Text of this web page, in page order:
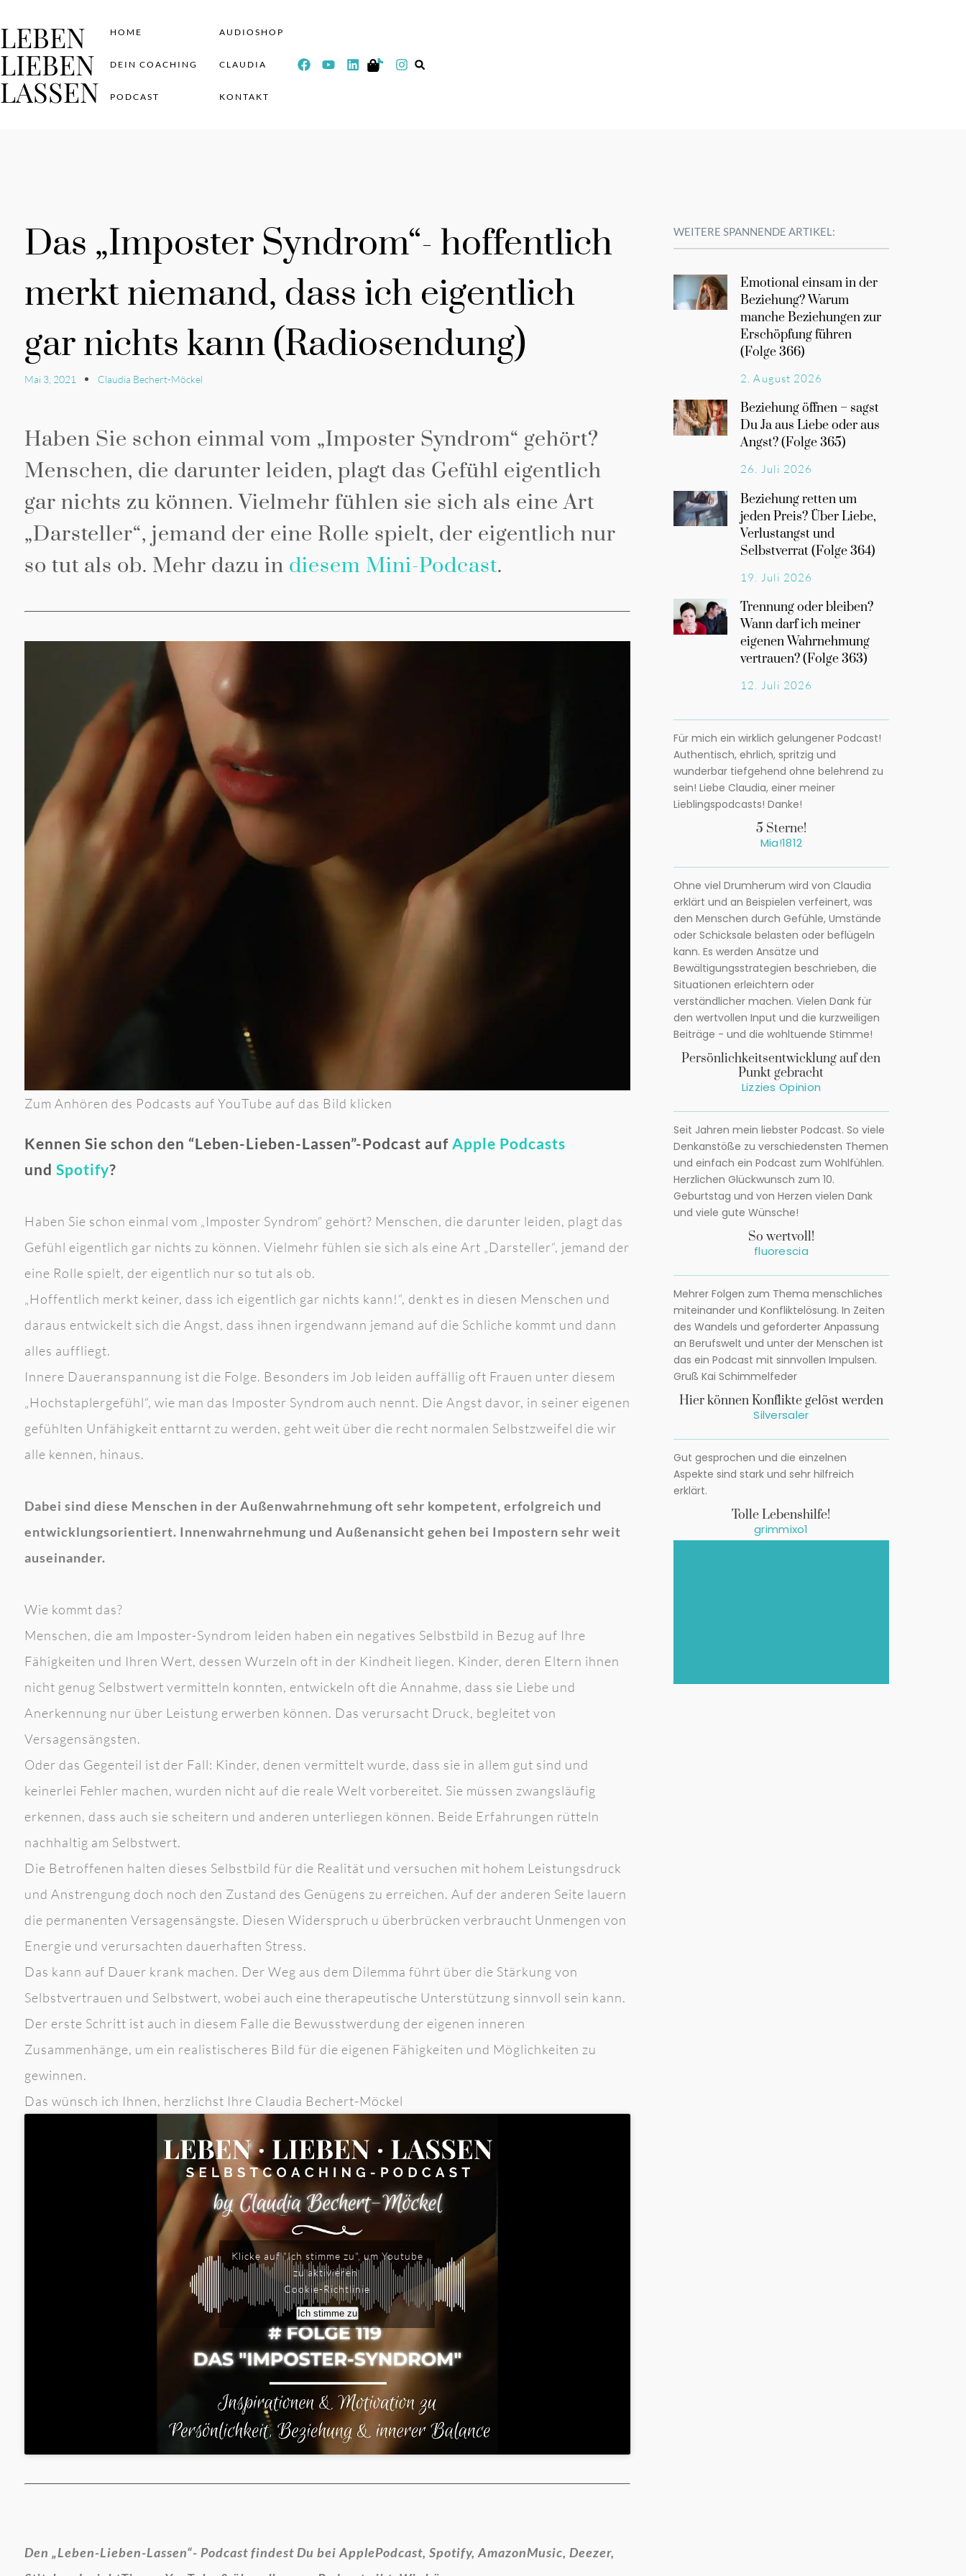
LEBEN
LIEBEN
LASSEN
HOME
DEIN COACHING
PODCAST
AUDIOSHOP
CLAUDIA
KONTAKT
Das „Imposter Syndrom“- hoffentlich
merkt niemand, dass ich eigentlich
gar nichts kann (Radiosendung)
Mai 3, 2021 Claudia Bechert-Möckel
Haben Sie schon einmal vom „Imposter Syndrom“ gehört?
Menschen, die darunter leiden, plagt das Gefühl eigentlich
gar nichts zu können. Vielmehr fühlen sie sich als eine Art
„Darsteller“, jemand der eine Rolle spielt, der eigentlich nur
so tut als ob. Mehr dazu in diesem Mini-Podcast.
Zum Anhören des Podcasts auf YouTube auf das Bild klicken
Kennen Sie schon den “Leben-Lieben-Lassen”-Podcast auf Apple Podcasts
und Spotify?
Haben Sie schon einmal vom „Imposter Syndrom“ gehört? Menschen, die darunter leiden, plagt das
Gefühl eigentlich gar nichts zu können. Vielmehr fühlen sie sich als eine Art „Darsteller“, jemand der
eine Rolle spielt, der eigentlich nur so tut als ob.
„Hoffentlich merkt keiner, dass ich eigentlich gar nichts kann!“, denkt es in diesen Menschen und
daraus entwickelt sich die Angst, dass ihnen irgendwann jemand auf die Schliche kommt und dann
alles auffliegt.
Innere Daueranspannung ist die Folge. Besonders im Job leiden auffällig oft Frauen unter diesem
„Hochstaplergefühl“, wie man das Imposter Syndrom auch nennt. Die Angst davor, in seiner eigenen
gefühlten Unfähigkeit enttarnt zu werden, geht weit über die recht normalen Selbstzweifel die wir
alle kennen, hinaus.
Dabei sind diese Menschen in der Außenwahrnehmung oft sehr kompetent, erfolgreich und
entwicklungsorientiert. Innenwahrnehmung und Außenansicht gehen bei Impostern sehr weit
auseinander.
Wie kommt das?
Menschen, die am Imposter-Syndrom leiden haben ein negatives Selbstbild in Bezug auf Ihre
Fähigkeiten und Ihren Wert, dessen Wurzeln oft in der Kindheit liegen. Kinder, deren Eltern ihnen
nicht genug Selbstwert vermitteln konnten, entwickeln oft die Annahme, dass sie Liebe und
Anerkennung nur über Leistung erwerben können. Das verursacht Druck, begleitet von
Versagensängsten.
Oder das Gegenteil ist der Fall: Kinder, denen vermittelt wurde, dass sie in allem gut sind und
keinerlei Fehler machen, wurden nicht auf die reale Welt vorbereitet. Sie müssen zwangsläufig
erkennen, dass auch sie scheitern und anderen unterliegen können. Beide Erfahrungen rütteln
nachhaltig am Selbstwert.
Die Betroffenen halten dieses Selbstbild für die Realität und versuchen mit hohem Leistungsdruck
und Anstrengung doch noch den Zustand des Genügens zu erreichen. Auf der anderen Seite lauern
die permanenten Versagensängste. Diesen Widerspruch u überbrücken verbraucht Unmengen von
Energie und verursachten dauerhaften Stress.
Das kann auf Dauer krank machen. Der Weg aus dem Dilemma führt über die Stärkung von
Selbstvertrauen und Selbstwert, wobei auch eine therapeutische Unterstützung sinnvoll sein kann.
Der erste Schritt ist auch in diesem Falle die Bewusstwerdung der eigenen inneren
Zusammenhänge, um ein realistischeres Bild für die eigenen Fähigkeiten und Möglichkeiten zu
gewinnen.
Das wünsch ich Ihnen, herzlichst Ihre Claudia Bechert-Möckel
Klicke auf "Ich stimme zu", um Youtube
zu aktivieren
Cookie-Richtlinie
Ich stimme zu
Den „Leben-Lieben-Lassen“- Podcast findest Du bei ApplePodcast, Spotify, AmazonMusic, Deezer,
WEITERE SPANNENDE ARTIKEL:
Emotional einsam in der
Beziehung? Warum
manche Beziehungen zur
Erschöpfung führen
(Folge 366)
2. August 2026
Beziehung öffnen – sagst
Du Ja aus Liebe oder aus
Angst? (Folge 365)
26. Juli 2026
Beziehung retten um
jeden Preis? Über Liebe,
Verlustangst und
Selbstverrat (Folge 364)
19. Juli 2026
Trennung oder bleiben?
Wann darf ich meiner
eigenen Wahrnehmung
vertrauen? (Folge 363)
12. Juli 2026
Für mich ein wirklich gelungener Podcast!
Authentisch, ehrlich, spritzig und
wunderbar tiefgehend ohne belehrend zu
sein! Liebe Claudia, einer meiner
Lieblingspodcasts! Danke!
5 Sterne!
Mia!1812
Ohne viel Drumherum wird von Claudia
erklärt und an Beispielen verfeinert, was
den Menschen durch Gefühle, Umstände
oder Schicksale belasten oder beflügeln
kann. Es werden Ansätze und
Bewältigungsstrategien beschrieben, die
Situationen erleichtern oder
verständlicher machen. Vielen Dank für
den wertvollen Input und die kurzweiligen
Beiträge - und die wohltuende Stimme!
Persönlichkeitsentwicklung auf den
Punkt gebracht
Lizzies Opinion
Seit Jahren mein liebster Podcast. So viele
Denkanstöße zu verschiedensten Themen
und einfach ein Podcast zum Wohlfühlen.
Herzlichen Glückwunsch zum 10.
Geburtstag und von Herzen vielen Dank
und viele gute Wünsche!
So wertvoll!
fluorescia
Mehrer Folgen zum Thema menschliches
miteinander und Konfliktelösung. In Zeiten
des Wandels und geforderter Anpassung
an Berufswelt und unter der Menschen ist
das ein Podcast mit sinnvollen Impulsen.
Gruß Kai Schimmelfeder
Hier können Konflikte gelöst werden
Silversaler
Gut gesprochen und die einzelnen
Aspekte sind stark und sehr hilfreich
erklärt.
Tolle Lebenshilfe!
grimmixo1